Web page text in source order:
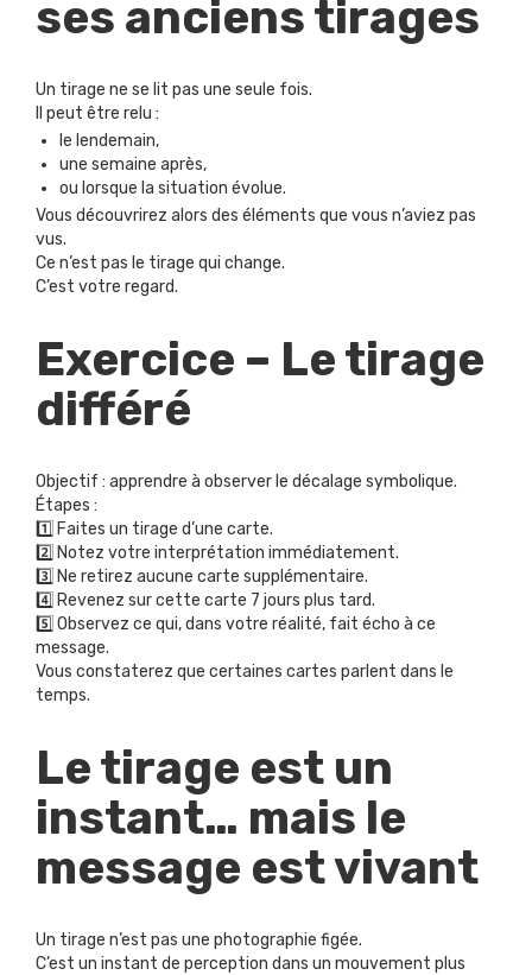
ses anciens tirages
Un tirage ne se lit pas une seule fois.
Il peut être relu :
le lendemain,
une semaine après,
ou lorsque la situation évolue.
Vous découvrirez alors des éléments que vous n’aviez pas
vus.
Ce n’est pas le tirage qui change.
C’est votre regard.
Exercice – Le tirage
différé
Objectif : apprendre à observer le décalage symbolique.
Étapes :
1️⃣ Faites un tirage d’une carte.
2️⃣ Notez votre interprétation immédiatement.
3️⃣ Ne retirez aucune carte supplémentaire.
4️⃣ Revenez sur cette carte 7 jours plus tard.
5️⃣ Observez ce qui, dans votre réalité, fait écho à ce
message.
Vous constaterez que certaines cartes parlent dans le
temps.
Le tirage est un
instant… mais le
message est vivant
Un tirage n’est pas une photographie figée.
C’est un instant de perception dans un mouvement plus